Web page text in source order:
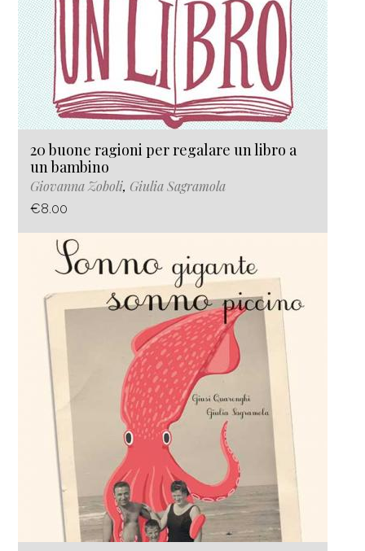
20 buone ragioni per regalare un libro a
un bambino
Giovanna Zoboli, Giulia Sagramola
€8.00